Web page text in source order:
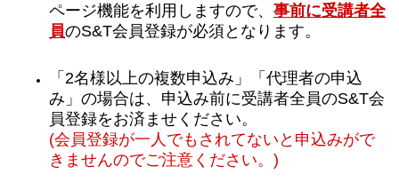
ページ機能を利用しますので、 事前に受講者全
員のS&T会員登録が必須となります。
「2名様以上の複数申込み」「代理者の申込
み」の場合は、申込み前に受講者全員のS&T会
員登録をお済ませください。
(会員登録が一人でもされてないと申込みがで
きませんのでご注意ください。)